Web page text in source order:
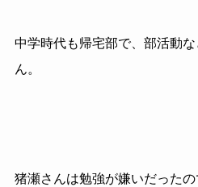
中学時代も帰宅部で、部活動
ん。
猪瀬さんは勉強が嫌いだった